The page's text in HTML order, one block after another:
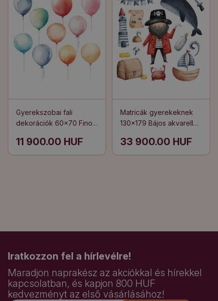
Gyerekszobai fali
dekorációk 60x70 Finom
lufikkal
11 900.00 HUF
Matricák gyerekeknek
130x179 Bájos akvarell
33 900.00 HUF
Iratkozzon fel a hírlevélre!
Maradjon naprakész az akciókkal és hírekkel
kapcsolatban, és kapjon 800 HUF
kedvezményt az első vásárlásához!